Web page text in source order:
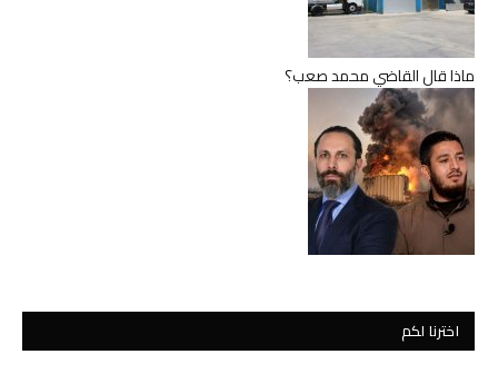
ماذا قال القاضي محمد صعب؟
اخترنا لكم